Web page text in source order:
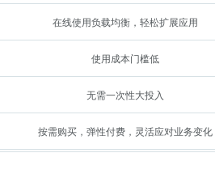
在线使用负载均衡，轻松扩展应用
使用成本门槛低
无需一次性大投入
按需购买，弹性付费，灵活应对业务变化